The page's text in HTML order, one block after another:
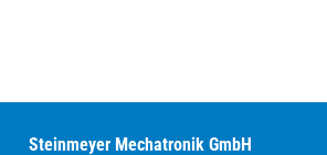
Steinmeyer Mechatronik GmbH